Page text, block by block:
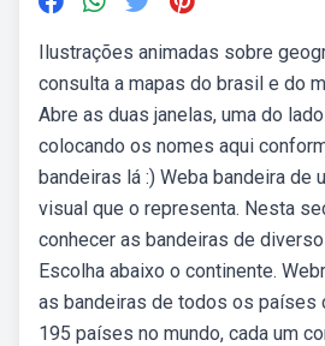
Ilustrações animadas sobre
consulta a mapas do brasil e do
Abre as duas janelas, uma do
colocando os nomes aqui
bandeiras lá :) Weba bandeira de
visual que o representa. Nesta
conhecer as bandeiras de
Escolha abaixo o continente.
as bandeiras de todos os países
195 países no mundo, cada um